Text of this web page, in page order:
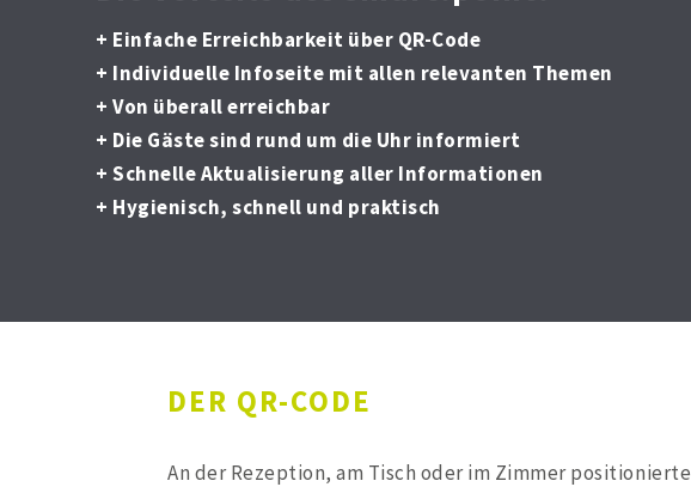
+ Einfache Erreichbarkeit über QR-Code
+ Individuelle Infoseite mit allen relevanten Themen
+ Von überall erreichbar
+ Die Gäste sind rund um die Uhr informiert
+ Schnelle Aktualisierung aller Informationen
+ Hygienisch, schnell und praktisch
DER QR-CODE
An der Rezeption, am Tisch oder im Zimmer positionierte